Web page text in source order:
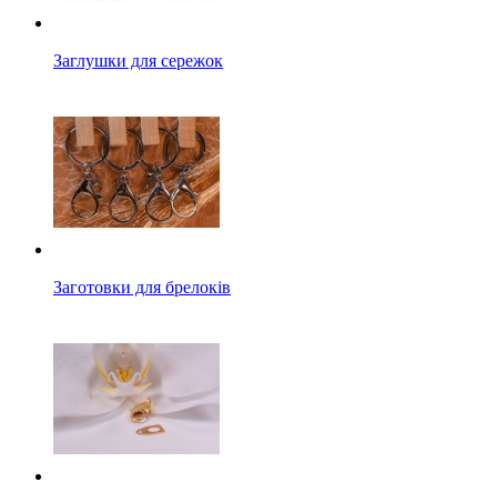
Заглушки для сережок
Заготовки для брелоків